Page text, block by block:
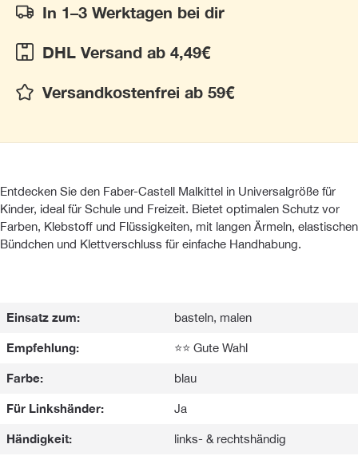
In 1–3 Werktagen bei dir
DHL Versand ab 4,49€
Versandkostenfrei ab 59€
Entdecken Sie den Faber-Castell Malkittel in Universalgröße für
Kinder, ideal für Schule und Freizeit. Bietet optimalen Schutz vor
Farben, Klebstoff und Flüssigkeiten, mit langen Ärmeln, elastischen
Bündchen und Klettverschluss für einfache Handhabung.
Einsatz zum: basteln, malen
Empfehlung: ⭐⭐ Gute Wahl
Farbe: blau
Für Linkshänder: Ja
Händigkeit: links- & rechtshändig